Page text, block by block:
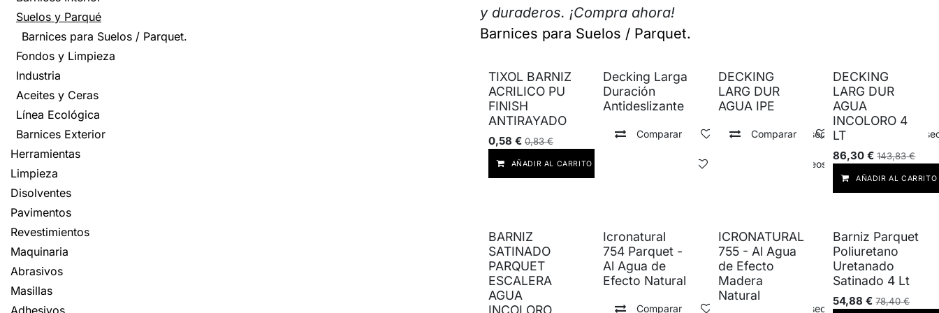
Suelos y Parqué
Barnices para Suelos / Parquet.
Fondos y Limpieza
Industria
Aceites y Ceras
Línea Ecológica
Barnices Exterior
Herramientas
Limpieza
Disolventes
Pavimentos
Revestimientos
Maquinaria
Abrasivos
Masillas
Adhesivos
y duraderos. ¡Compra ahora!
Barnices para Suelos / Parquet.
TIXOL BARNIZ
ACRILICO PU
FINISH
ANTIRAYADO
0,58 € 0,83€
AÑADIR AL CARRITO Añadir a lista de deseos
Decking Larga
Duración
Antideslizante
Comparar Añadir a lista de deseos
DECKING
LARG DUR
AGUA IPE
Comparar Añadir a lista de
DECKING
LARG DUR
AGUA
INCOLORO 4
LT
86,30 € 143,83€
AÑADIR AL CARRITO
BARNIZ
SATINADO
PARQUET
ESCALERA
AGUA
INCOLORO
Icronatural
754 Parquet -
Al Agua de
Efecto Natural
Comparar Añadir a lista de deseos
ICRONATURAL
755 - Al Agua
de Efecto
Madera
Natural
Barniz Parquet
Poliuretano
Uretanado
Satinado 4 Lt
54,88 € 78,40€